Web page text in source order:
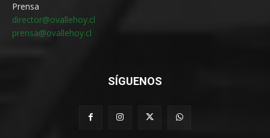
Prensa
director@ovallehoy.cl
prensa@ovallehoy.cl
SÍGUENOS